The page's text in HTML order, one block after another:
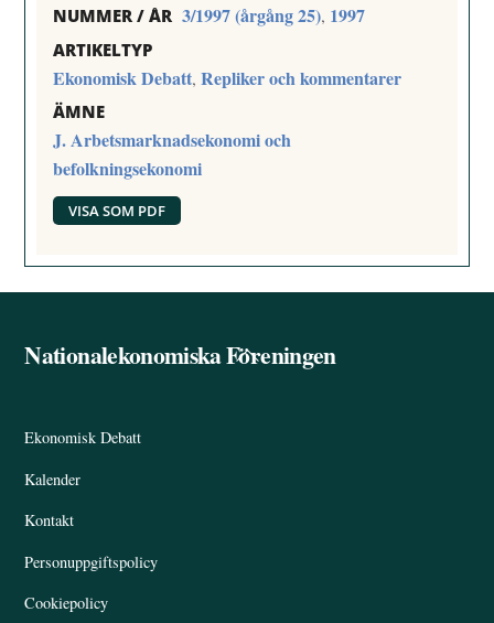
NUMMER / ÅR 3/1997 (årgång 25), 1997
ARTIKELTYP
Ekonomisk Debatt,Repliker och kommentarer
ÄMNE
J. Arbetsmarknadsekonomi och
befolkningsekonomi
VISA SOM PDF
Back
Nationalekonomiska Föreningen
Ekonomisk Debatt
Kalender
Kontakt
Personuppgiftspolicy
Cookiepolicy